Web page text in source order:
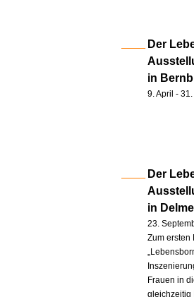
Der
in
9. April -
Der
in
23.
Zum ersten
Frauen in
gleichzeitig